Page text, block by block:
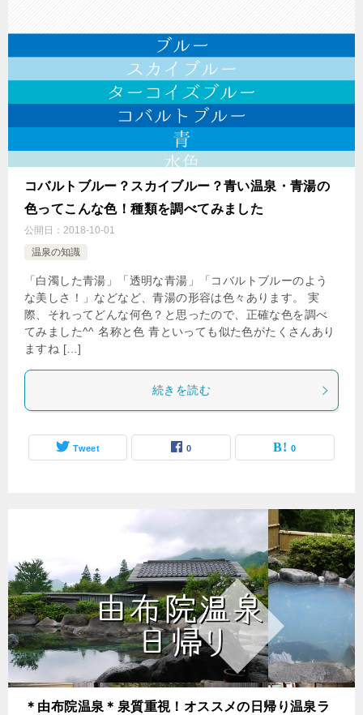
コバルトブルー？スカイブルー？青い温泉・青湯の
色ってこんな色！種類を調べてみました
公開日： 2018-10-01
温泉の知識
「白濁した青湯」「透明な青湯」「コバルトブルーのよう
な美しさ！」などなど、青湯の形容は色々あります。 実
際、それってどんな何色？と思ったので、正確な色を調べ
てみました^^ 名称と色 青といっても似た色がたくさんあり
ますね […]
続きを読む
Tweet 0 0
＊由布院温泉＊泉質重視！オススメの日帰り温泉ラ